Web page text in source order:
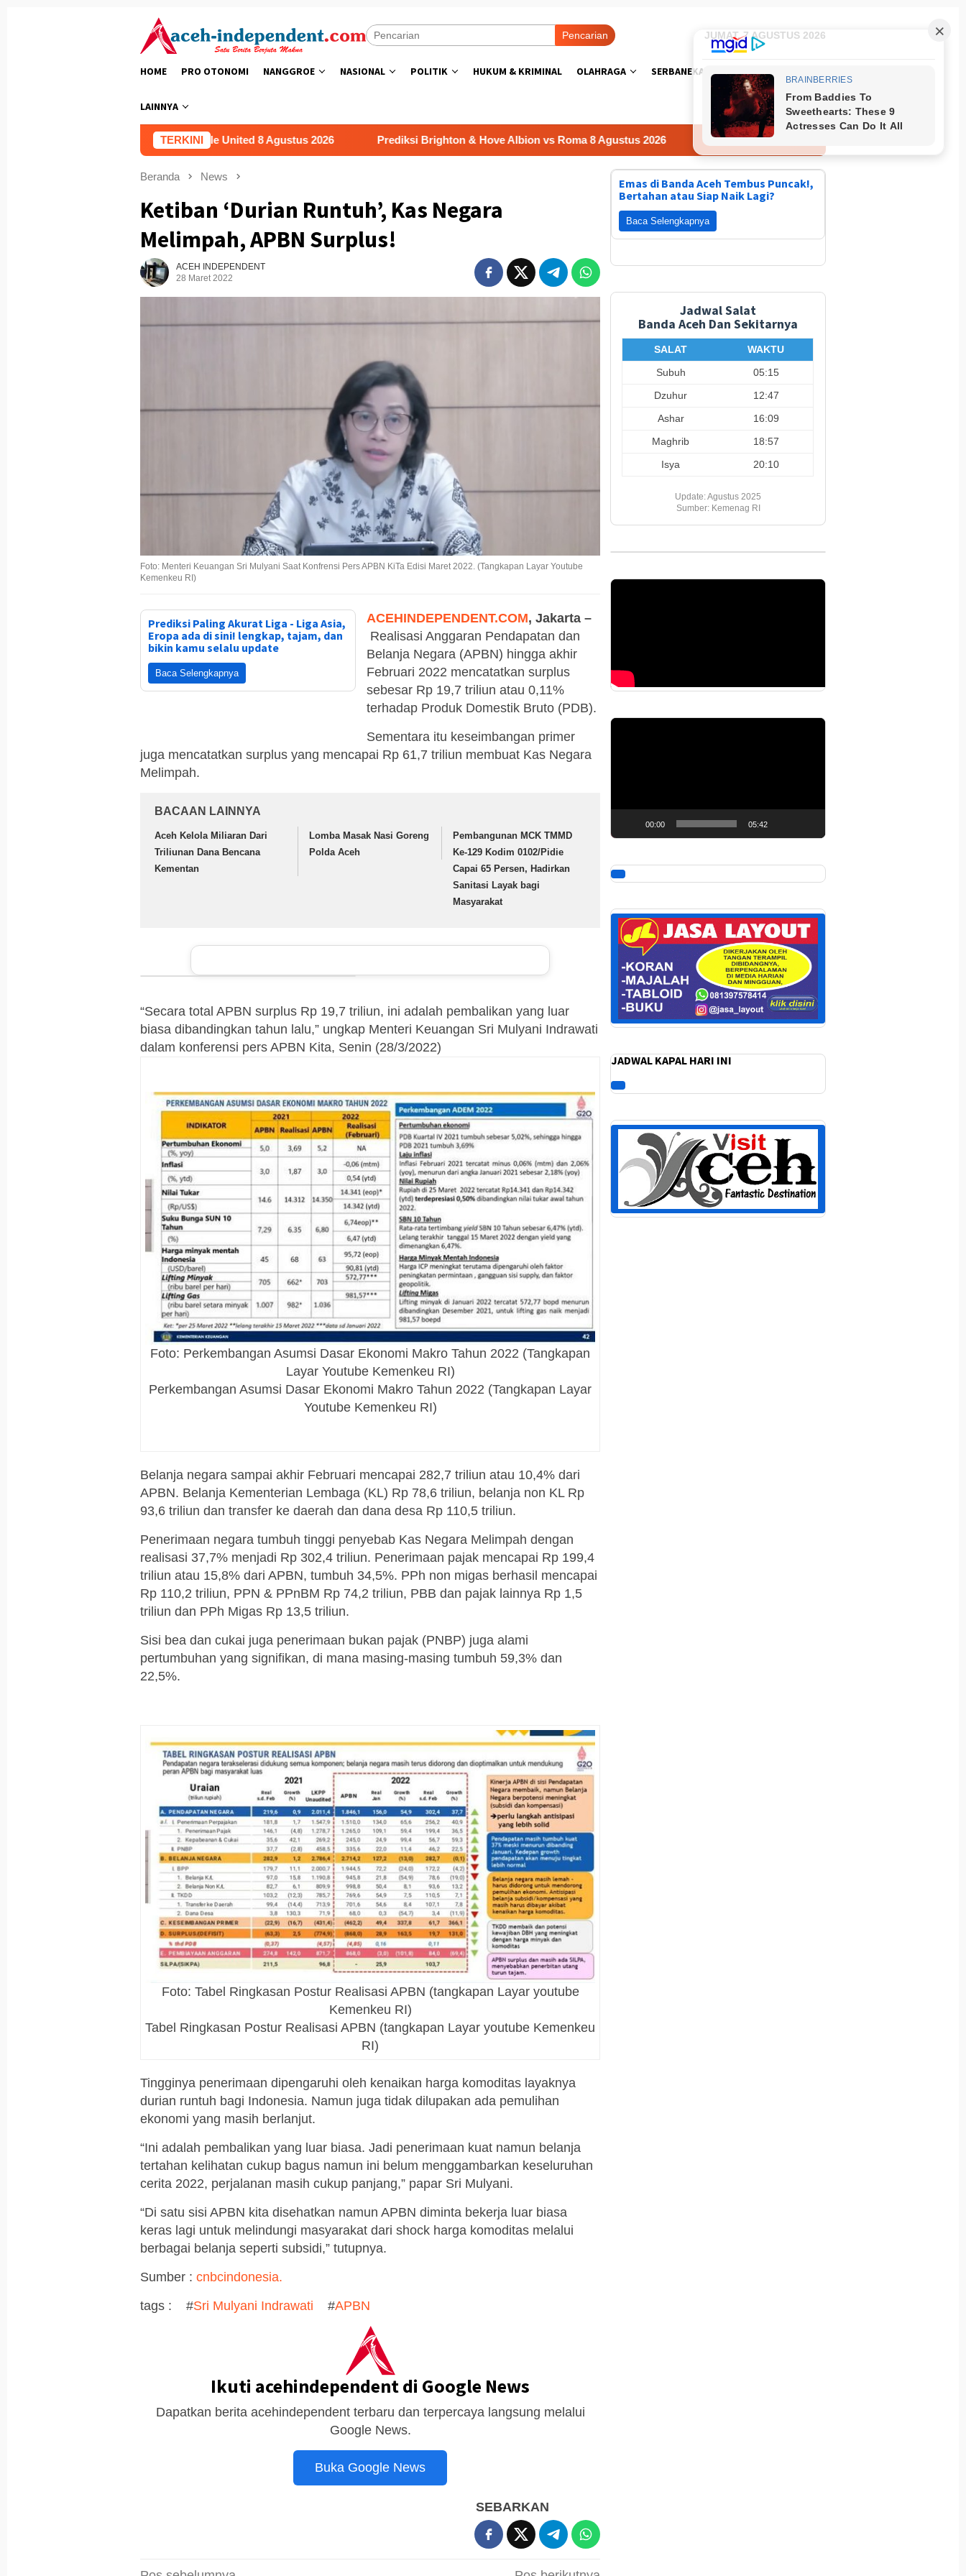
Pencarian JUMAT, 7 AGUSTUS 2026
HOME PRO OTONOMI NANGGROE NASIONAL POLITIK HUKUM & KRIMINAL OLAHRAGA SERBANEKA FOTO
LAINNYA
TERKINI
Valencia vs Newcastle United 8 Agustus 2026 Prediksi Brighton & Hove Albion vs Roma 8 Agustus 2026
Beranda News
Ketiban ‘Durian Runtuh’, Kas Negara
Melimpah, APBN Surplus!
ACEH INDEPENDENT
28 Maret 2022
Foto: Menteri Keuangan Sri Mulyani Saat Konfrensi Pers APBN KiTa Edisi Maret 2022. (Tangkapan Layar Youtube
Kemenkeu RI)
Prediksi Paling Akurat Liga - Liga Asia,
Eropa ada di sini! lengkap, tajam, dan
bikin kamu selalu update
Baca Selengkapnya
ACEHINDEPENDENT.COM, Jakarta –
Realisasi Anggaran Pendapatan dan
Belanja Negara (APBN) hingga akhir
Februari 2022 mencatatkan surplus
sebesar Rp 19,7 triliun atau 0,11%
terhadap Produk Domestik Bruto (PDB).
Sementara itu keseimbangan primer
juga mencatatkan surplus yang mencapai Rp 61,7 triliun membuat Kas Negara
Melimpah.
BACAAN LAINNYA
Aceh Kelola Miliaran Dari
Triliunan Dana Bencana
Kementan
Lomba Masak Nasi Goreng
Polda Aceh
Pembangunan MCK TMMD
Ke-129 Kodim 0102/Pidie
Capai 65 Persen, Hadirkan
Sanitasi Layak bagi
Masyarakat
“Secara total APBN surplus Rp 19,7 triliun, ini adalah pembalikan yang luar
biasa dibandingkan tahun lalu,” ungkap Menteri Keuangan Sri Mulyani Indrawati
dalam konferensi pers APBN Kita, Senin (28/3/2022)
Foto: Perkembangan Asumsi Dasar Ekonomi Makro Tahun 2022 (Tangkapan
Layar Youtube Kemenkeu RI)
Perkembangan Asumsi Dasar Ekonomi Makro Tahun 2022 (Tangkapan Layar
Youtube Kemenkeu RI)
Belanja negara sampai akhir Februari mencapai 282,7 triliun atau 10,4% dari
APBN. Belanja Kementerian Lembaga (KL) Rp 78,6 triliun, belanja non KL Rp
93,6 triliun dan transfer ke daerah dan dana desa Rp 110,5 triliun.
Penerimaan negara tumbuh tinggi penyebab Kas Negara Melimpah dengan
realisasi 37,7% menjadi Rp 302,4 triliun. Penerimaan pajak mencapai Rp 199,4
triliun atau 15,8% dari APBN, tumbuh 34,5%. PPh non migas berhasil mencapai
Rp 110,2 triliun, PPN & PPnBM Rp 74,2 triliun, PBB dan pajak lainnya Rp 1,5
triliun dan PPh Migas Rp 13,5 triliun.
Sisi bea dan cukai juga penerimaan bukan pajak (PNBP) juga alami
pertumbuhan yang signifikan, di mana masing-masing tumbuh 59,3% dan
22,5%.
Foto: Tabel Ringkasan Postur Realisasi APBN (tangkapan Layar youtube
Kemenkeu RI)
Tabel Ringkasan Postur Realisasi APBN (tangkapan Layar youtube Kemenkeu
RI)
Tingginya penerimaan dipengaruhi oleh kenaikan harga komoditas layaknya
durian runtuh bagi Indonesia. Namun juga tidak dilupakan ada pemulihan
ekonomi yang masih berlanjut.
“Ini adalah pembalikan yang luar biasa. Jadi penerimaan kuat namun belanja
tertahan kelihatan cukup bagus namun ini belum menggambarkan keseluruhan
cerita 2022, perjalanan masih cukup panjang,” papar Sri Mulyani.
“Di satu sisi APBN kita disehatkan namun APBN diminta bekerja luar biasa
keras lagi untuk melindungi masyarakat dari shock harga komoditas melalui
berbagai belanja seperti subsidi,” tutupnya.
Sumber : cnbcindonesia.
tags : #Sri Mulyani Indrawati #APBN
Ikuti acehindependent di Google News
Dapatkan berita acehindependent terbaru dan terpercaya langsung melalui
Google News.
Buka Google News
SEBARKAN
Emas di Banda Aceh Tembus Puncak!,
Bertahan atau Siap Naik Lagi?
Baca Selengkapnya
Jadwal Salat
Banda Aceh Dan Sekitarnya
SALAT
WAKTU
Subuh
05:15
Dzuhur
12:47
Ashar
16:09
Maghrib
18:57
Isya
20:10
Update: Agustus 2025
Sumber: Kemenag RI
Pemutar
00:00 05:42
JADWAL KAPAL HARI INI